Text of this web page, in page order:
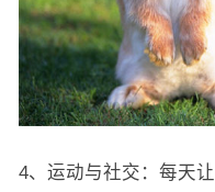
4、运动与社交：每天